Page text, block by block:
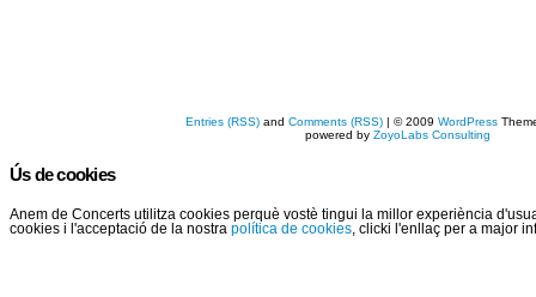
Entries (RSS) andComments (RSS) | © 2009WordPress
powered byZoyoLabs Consulting
Ús de cookies
Anem de Concerts utilitza cookies perquè vostè tingui la millor experiència
cookies i l'acceptació de la nostra política de cookies , clicki l'enllaç per a major